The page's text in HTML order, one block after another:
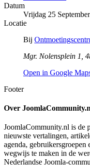
Datum
Vrijdag 25
Locatie
Bij
Mgr. Nolensplein 1,
Open in Google
Footer
Over
JoomlaCommunity.nl is de
nieuwste vertalingen,
agenda, gebruikersgroepen
wegwijs te maken in de
Nederlandse Joomla-